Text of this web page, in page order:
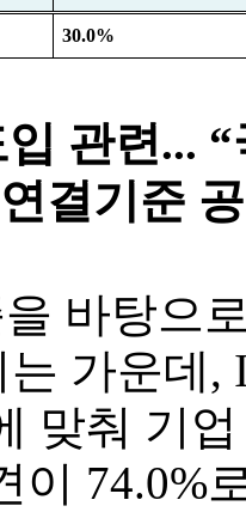
30.0%
관련...
결기준
바탕으
가운데,
맞춰 기
이 74.0%